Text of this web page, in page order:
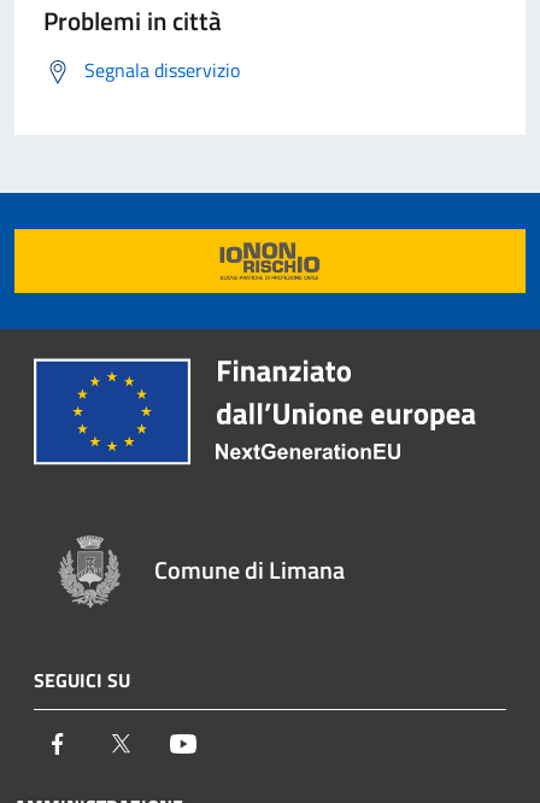
Problemi in città
Segnala disservizio
Comune di Limana
SEGUICI SU
Facebook Twitter